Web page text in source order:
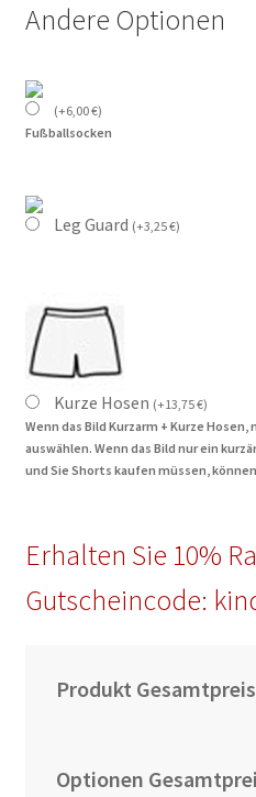
Andere Optionen
(+6,00€)
Fußballsocken
Leg Guard (+3,25€)
Kurze Hosen (+13,75€)
Wenn das Bild Kurzarm + Kurze
auswählen. Wenn das Bild nur ein
und Sie Shorts kaufen müssen,
Erhalten Sie 10%
Gutscheincode:
Produkt
Optionen